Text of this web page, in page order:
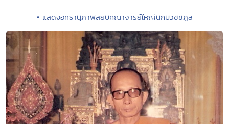
• แสดงอิทธานุภาพสยบคณาจารย์ใหญ่นักบวชชฏิล